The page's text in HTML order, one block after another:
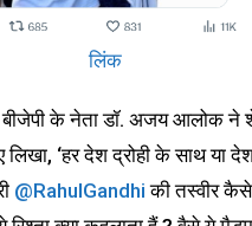
लिंक
बीजेपी के नेता डॉ. अजय आलोक ने
‘हर देश द्रोही के साथ या
@RahulGandhi की तस्वीर